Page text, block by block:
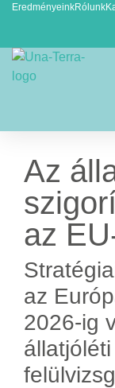
EredményeinkRólunk
Az
az
az
2026-ig